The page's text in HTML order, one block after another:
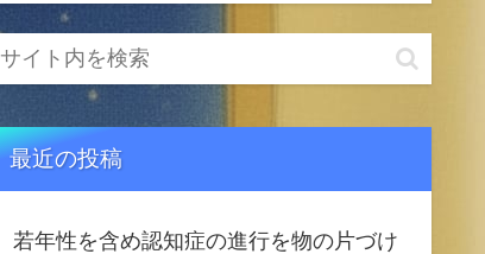
最近の投稿
若年性を含め認知症の進行を物の片づけ